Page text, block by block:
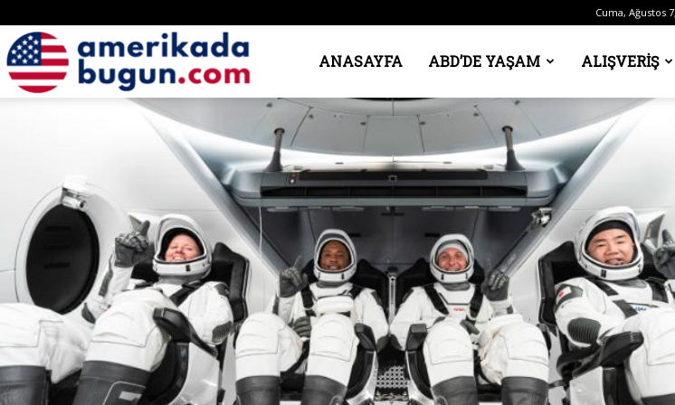
Cuma, Ağustos
Amerika’da
Bugün
ANASAYFA ABD’DE YAŞAM ALIŞVERIŞ